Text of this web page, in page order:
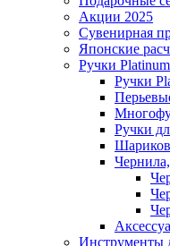
Акции 2025
Сувенирная
Японские
Ручки
Ручки
Ручки
Инструменты